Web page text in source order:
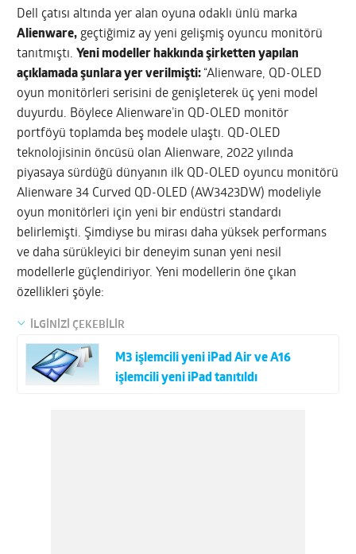
Dell çatısı altında yer alan oyuna odaklı ünlü marka
Alienware, geçtiğimiz ay yeni gelişmiş oyuncu monitörü
tanıtmıştı. Yeni modeller hakkında şirketten yapılan
açıklamada şunlara yer verilmişti: “Alienware, QD-OLED
oyun monitörleri serisini de genişleterek üç yeni model
duyurdu. Böylece Alienware’in QD-OLED monitör
portföyü toplamda beş modele ulaştı. QD-OLED
teknolojisinin öncüsü olan Alienware, 2022 yılında
piyasaya sürdüğü dünyanın ilk QD-OLED oyuncu monitörü
Alienware 34 Curved QD-OLED (AW3423DW) modeliyle
oyun monitörleri için yeni bir endüstri standardı
belirlemişti. Şimdiyse bu mirası daha yüksek performans
ve daha sürükleyici bir deneyim sunan yeni nesil
modellerle güçlendiriyor. Yeni modellerin öne çıkan
özellikleri şöyle:
İLGİNİZİ ÇEKEBİLİR
M3 işlemcili yeni iPad Air ve A16
işlemcili yeni iPad tanıtıldı